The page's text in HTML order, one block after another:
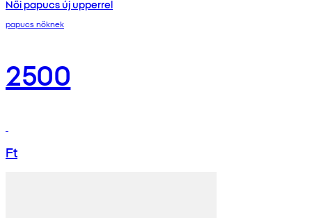
Női papucs új upperrel
papucs nőknek
2500
Ft